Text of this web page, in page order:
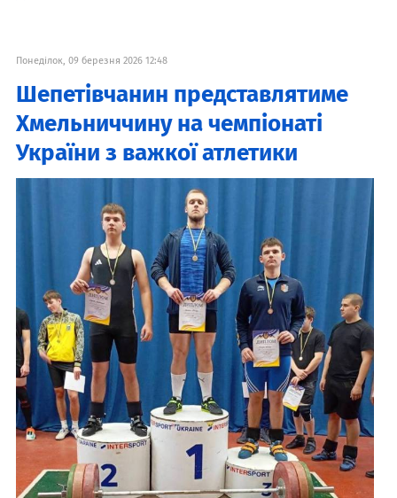
Понеділок, 09 березня 2026 12:48
Шепетівчанин представлятиме
Хмельниччину на чемпіонаті
України з важкої атлетики